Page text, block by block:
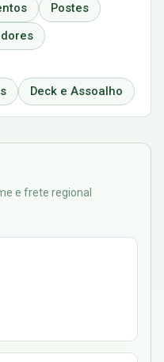
Postes
Deck e Assoalho
e frete regional